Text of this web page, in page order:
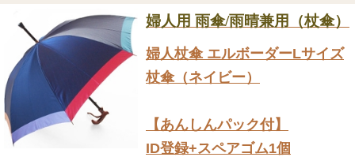
婦人用 雨傘/雨晴兼用（杖傘）
婦人杖傘 エルボーダーLサイズ
杖傘（ネイビー）
【あんしんパック付】
ID登録+スペアゴム1個